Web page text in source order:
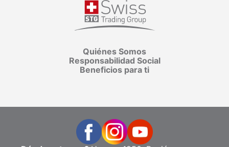
Quiénes Somos
Responsabilidad Social
Beneficios para ti